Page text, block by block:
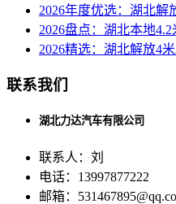
2026年度优选：湖北解
2026盘点：湖北本地
2026精选：湖北解放4
联系我们
湖北力达汽车有限公司
联系人：刘
电话：13997877222
邮箱：